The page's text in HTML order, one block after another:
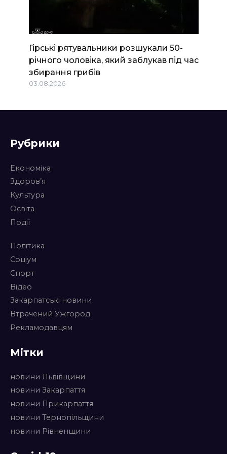
Гірські рятувальники розшукали 50-
річного чоловіка, який заблукав під час
збирання грибів
03.08.2026
Рубрики
Економіка
Здоров’я
Культура
Освіта
Події
Політика
Соціум
Спорт
Відео
Закарпатські новини
Втрачений Ужгород
Рекламодавцям
Мітки
новини Львівщини
новини Закарпаття
новини Прикарпаття
новини Тернопільщини
новини Рівненщини